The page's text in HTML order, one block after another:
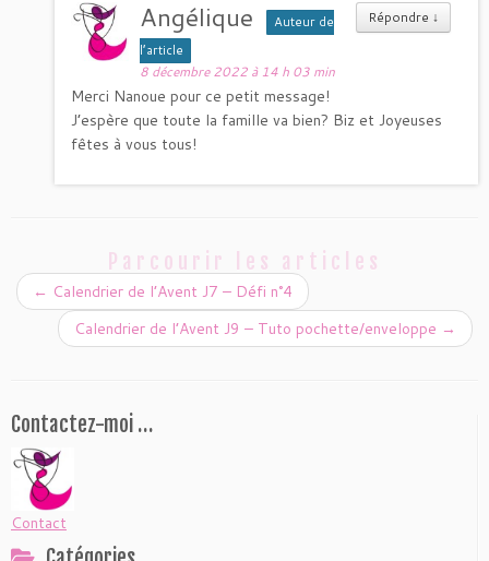
Répondre ↓
Angélique
Auteur de
l’article
8 décembre 2022 à 14 h 03 min
Merci Nanoue pour ce petit message!
J’espère que toute la famille va bien? Biz et Joyeuses
fêtes à vous tous!
Parcourir les articles
← Calendrier de l’Avent J7 – Défi n°4
Calendrier de l’Avent J9 – Tuto pochette/enveloppe →
Contactez-moi …
Contact